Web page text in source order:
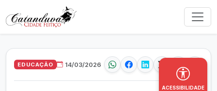
EDUCAÇÃO 14/03/2026
ACESSIBILIDADE